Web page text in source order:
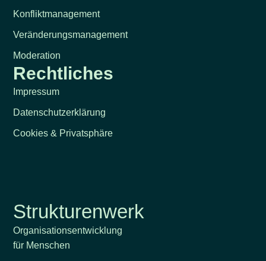
Strukturenwerk
Organisationsentwicklung
für Menschen
Konfliktmanagement
Veränderungsmanagement
Moderation
Rechtliches
Impressum
Datenschutzerklärung
Cookies & Privatsphäre